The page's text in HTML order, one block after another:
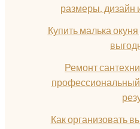
размеры, дизайн
Купить малька
Ремонт
Как организовать